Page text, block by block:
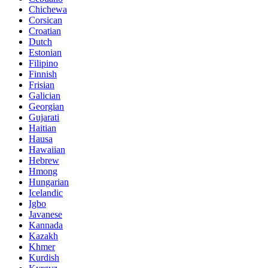
Chichewa
Corsican
Croatian
Dutch
Estonian
Filipino
Finnish
Frisian
Galician
Georgian
Gujarati
Haitian
Hausa
Hawaiian
Hebrew
Hmong
Hungarian
Icelandic
Igbo
Javanese
Kannada
Kazakh
Khmer
Kurdish